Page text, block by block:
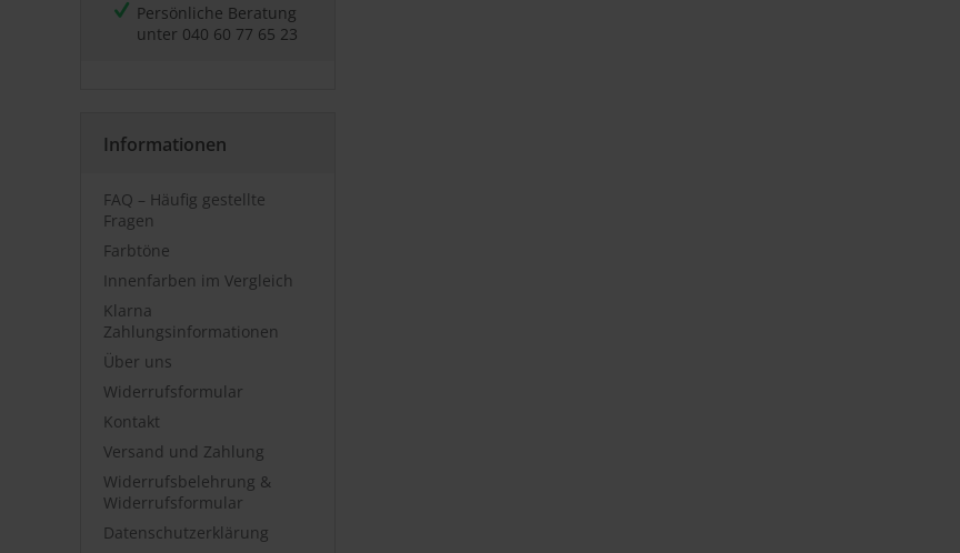
Persönliche Beratung
unter 040 60 77 65 23
Informationen
FAQ – Häufig gestellte
Fragen
Farbtöne
Innenfarben im Vergleich
Klarna
Zahlungsinformationen
Über uns
Widerrufsformular
Kontakt
Versand und Zahlung
Widerrufsbelehrung &
Widerrufsformular
Datenschutzerklärung